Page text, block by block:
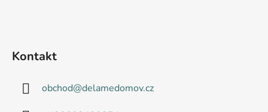
Kontakt
obchod@delamedomov.cz